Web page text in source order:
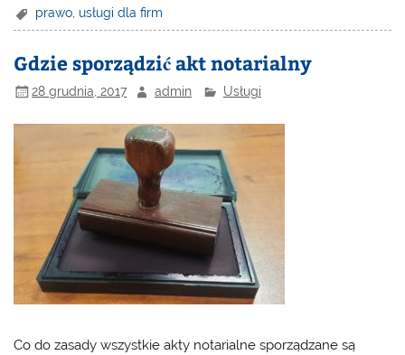
prawo usługi dla firm
Gdzie sporządzić akt notarialny
28 grudnia, 2017 admin Usługi
Co do zasady wszystkie akty notarialne sporządzane są